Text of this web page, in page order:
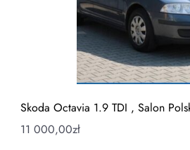
Skoda Octavia 1.9 TDI , Salon
11 000,00zł